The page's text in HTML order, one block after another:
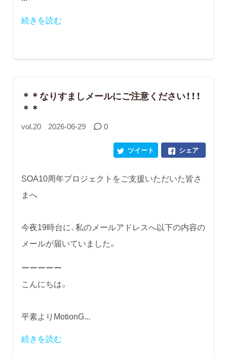
続きを読む
＊＊なりすましメールにご注意ください！！！
＊＊
vol.20 2026-06-29 0
シェア
ツイート
SOA10周年プロジェクトをご支援いただいた皆さ
まへ
今夜19時台に、私のメールアドレスへ以下の内容の
メールが届いていました。
ーーーーー
こんにちは。
平素よりMotionG...
続きを読む